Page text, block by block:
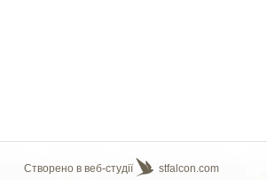
Створено в веб-студії
stfalcon.com